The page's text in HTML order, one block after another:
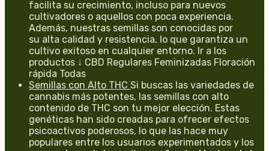
facilita su crecimiento, incluso para nuevos
cultivadores o aquellos con poca experiencia.
Además, nuestras semillas son conocidas por
su alta calidad y resistencia, lo que garantiza un
cultivo exitoso en cualquier entorno. Ir a los
productos ↓ CBD Regulares Feminizadas Floración
rápida Todas
Semillas con Alto THC Si buscas las variedades de
cannabis más potentes, las semillas con alto
contenido de THC son tu mejor elección. Estas
genéticas han sido creadas para ofrecer efectos
psicoactivos poderosos, lo que las hace muy
populares entre los usuarios experimentados y los